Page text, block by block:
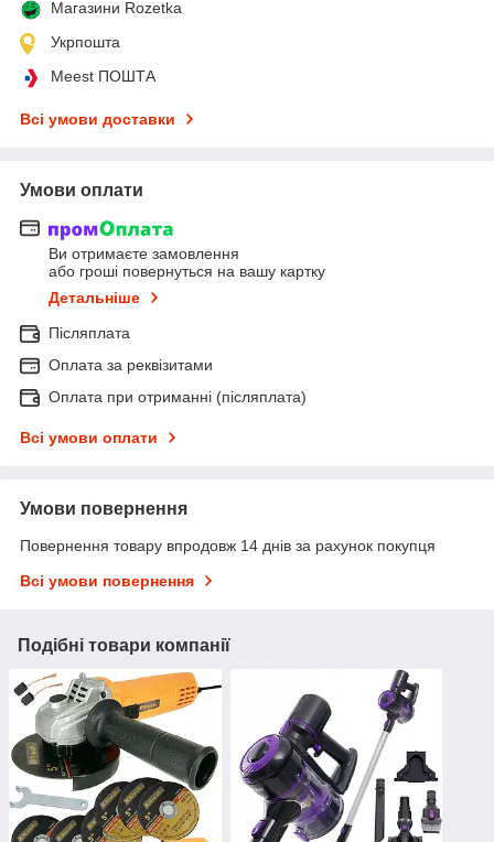
Магазини Rozetka
Укрпошта
Meest ПОШТА
Всі умови доставки
Умови оплати
Ви отримаєте замовлення
або гроші повернуться на вашу картку
Детальніше
Післяплата
Оплата за реквізитами
Оплата при отриманні (післяплата)
Всі умови оплати
Умови повернення
Повернення товару впродовж 14 днів за рахунок покупця
Всі умови повернення
Подібні товари компанії